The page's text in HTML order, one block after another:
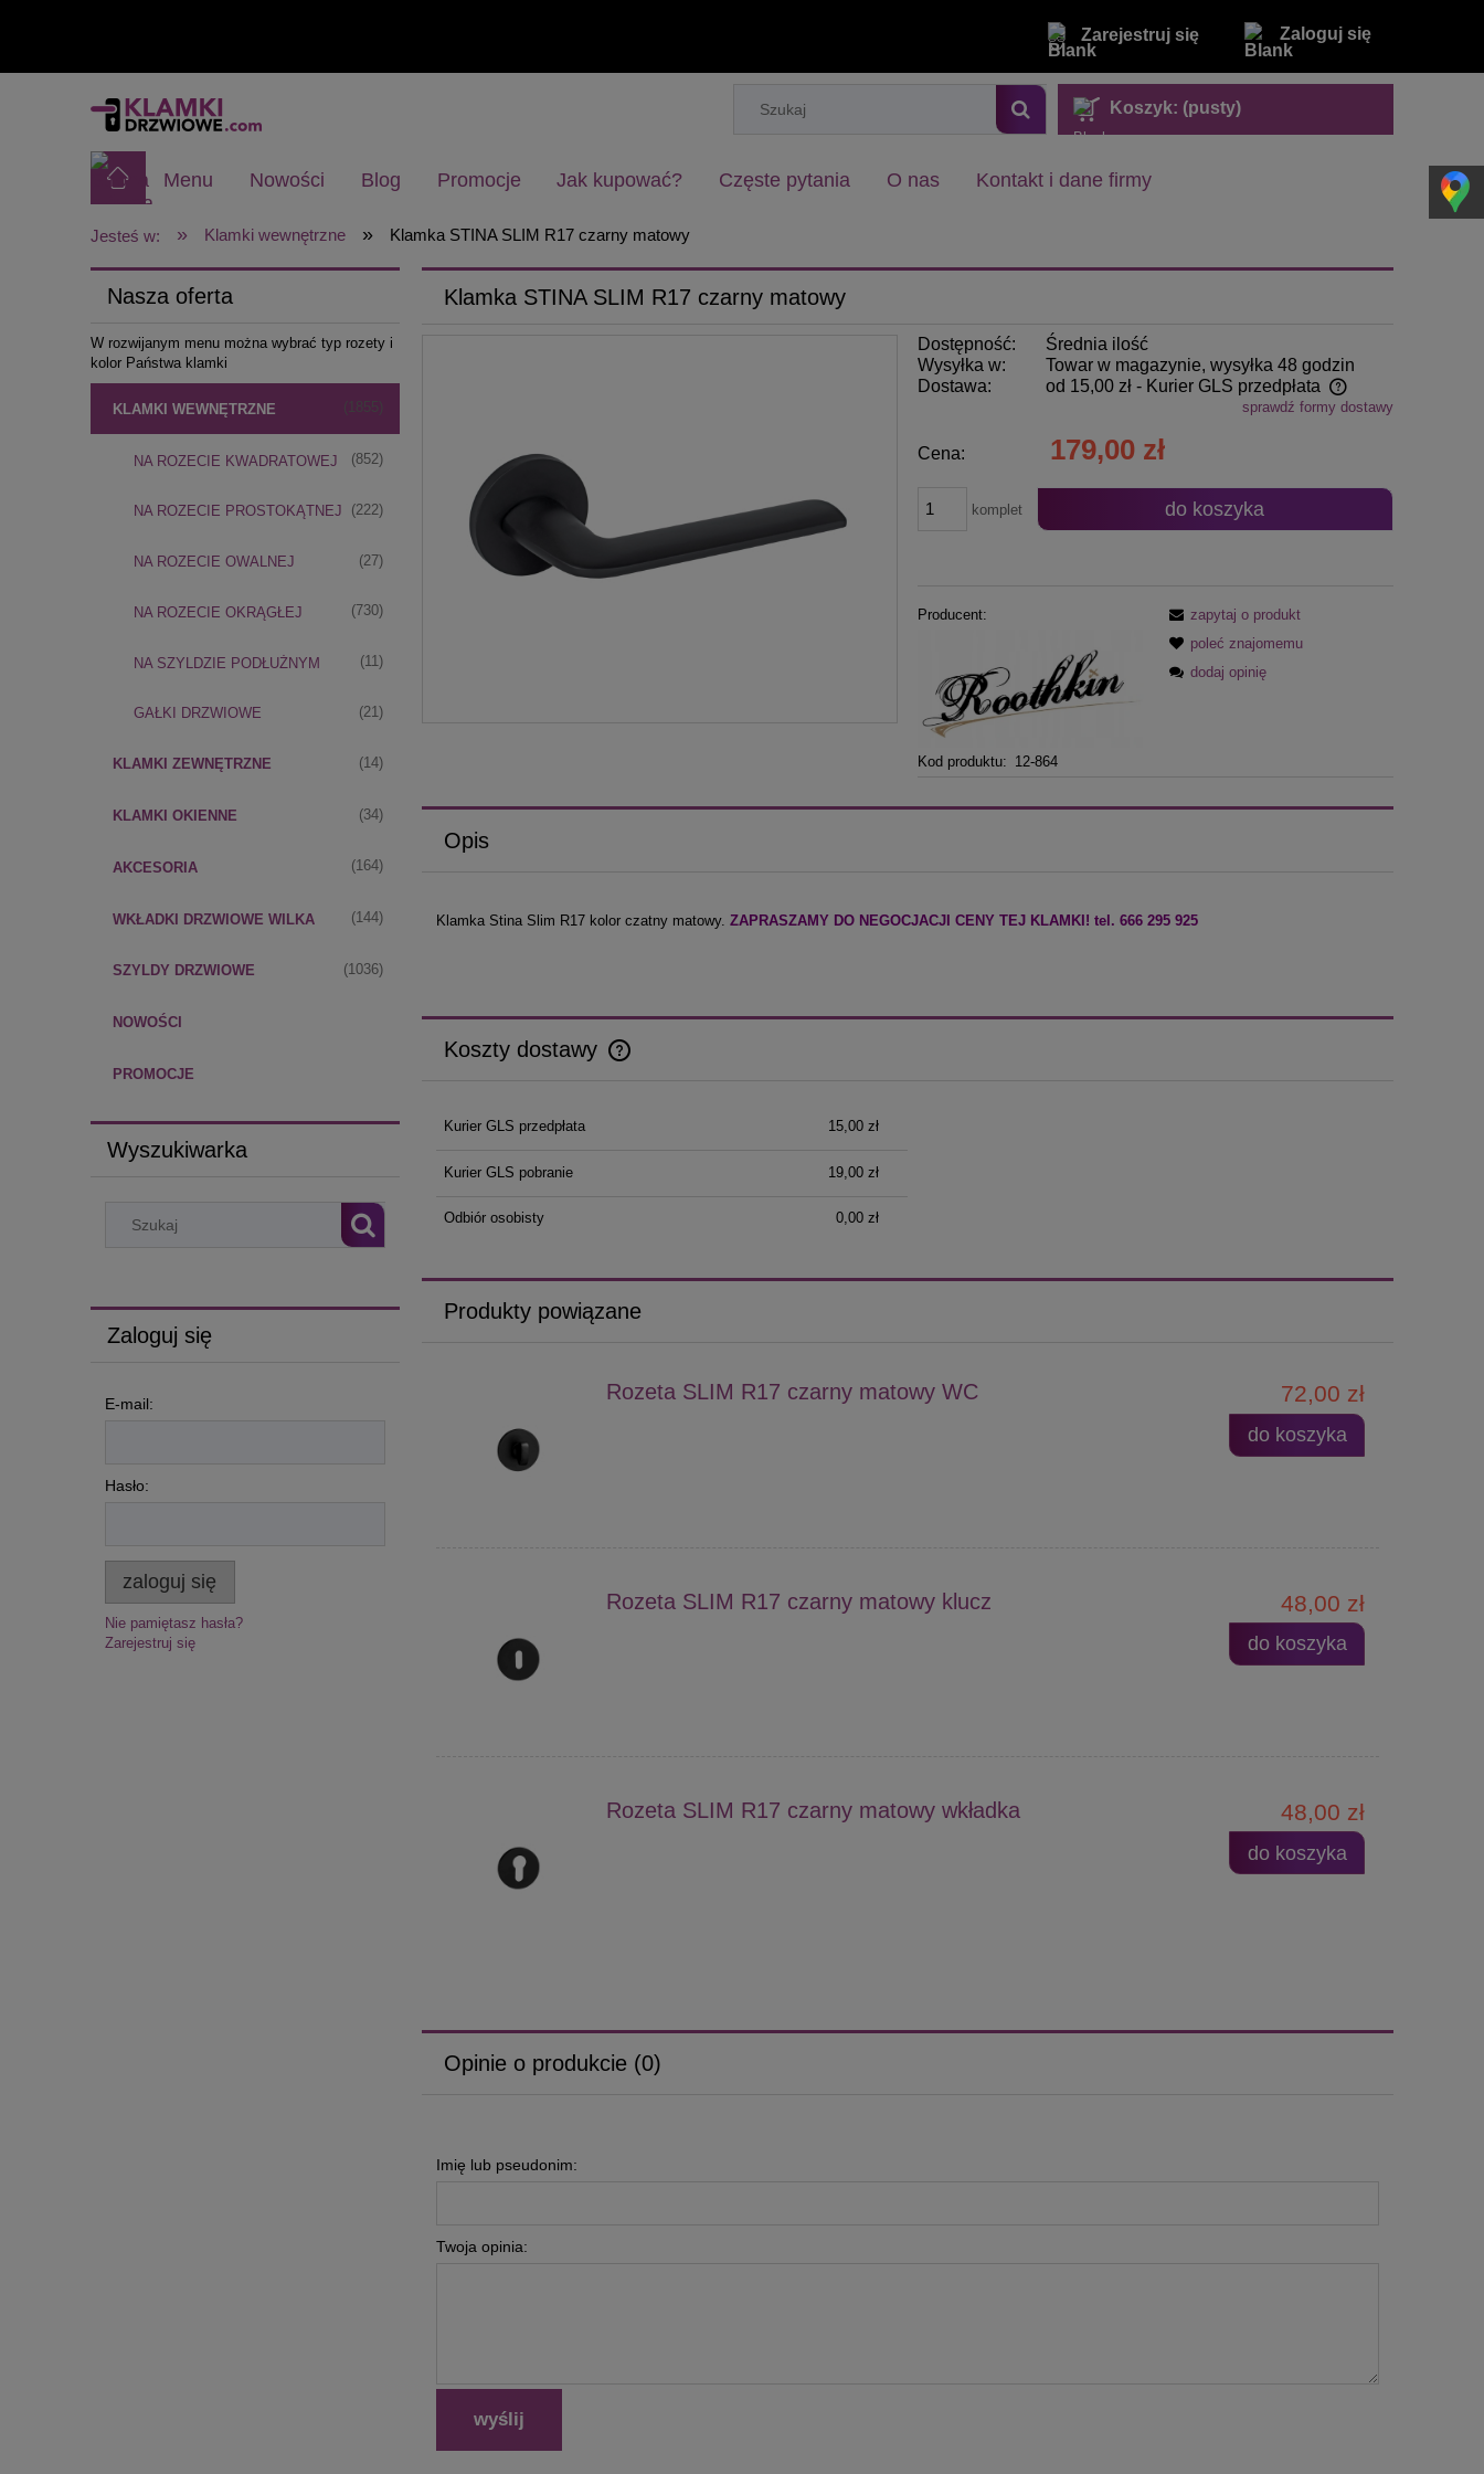
Zarejestruj się Zaloguj się
Koszyk: (pusty)
Menu Nowości Blog Promocje Jak kupować? Częste pytania O nas Kontakt i dane firmy
Jesteś w: » Klamki wewnętrzne » Klamka STINA SLIM R17 czarny matowy
Nasza oferta
W rozwijanym menu można wybrać typ rozety i
kolor Państwa klamki
KLAMKI WEWNĘTRZNE (1855)
NA ROZECIE KWADRATOWEJ (852)
NA ROZECIE PROSTOKĄTNEJ (222)
NA ROZECIE OWALNEJ (27)
NA ROZECIE OKRĄGŁEJ (730)
NA SZYLDZIE PODŁUŻNYM (11)
GAŁKI DRZWIOWE (21)
KLAMKI ZEWNĘTRZNE (14)
KLAMKI OKIENNE (34)
AKCESORIA (164)
WKŁADKI DRZWIOWE WILKA (144)
SZYLDY DRZWIOWE (1036)
NOWOŚCI
PROMOCJE
Wyszukiwarka
Zaloguj się
E-mail:
Hasło:
zaloguj się
Nie pamiętasz hasła?
Zarejestruj się
Klamka STINA SLIM R17 czarny matowy
Dostępność:
Średnia ilość
Wysyłka w:
Towar w magazynie, wysyłka 48 godzin
Dostawa:
od 15,00 zł - Kurier GLS przedpłata
Cena nie zawiera ewentualnych kosztów
płatności
sprawdź formy dostawy
Cena: 179,00 zł
komplet do koszyka
Producent:
Kod produktu: 12-864
zapytaj o produkt
poleć znajomemu
dodaj opinię
Opis
Klamka Stina Slim R17 kolor czatny matowy. ZAPRASZAMY DO NEGOCJACJI CENY TEJ KLAMKI! tel. 666 295 925
Koszty dostawy
Kurier GLS przedpłata 15,00 zł
Kurier GLS pobranie 19,00 zł
Odbiór osobisty 0,00 zł
Produkty powiązane
Rozeta SLIM R17 czarny matowy WC 72,00 zł
do koszyka
Rozeta SLIM R17 czarny matowy klucz 48,00 zł
do koszyka
Rozeta SLIM R17 czarny matowy wkładka 48,00 zł
do koszyka
Opinie o produkcie (0)
Imię lub pseudonim:
Twoja opinia:
wyślij